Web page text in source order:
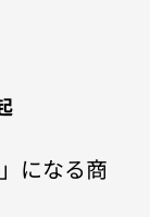
になる商